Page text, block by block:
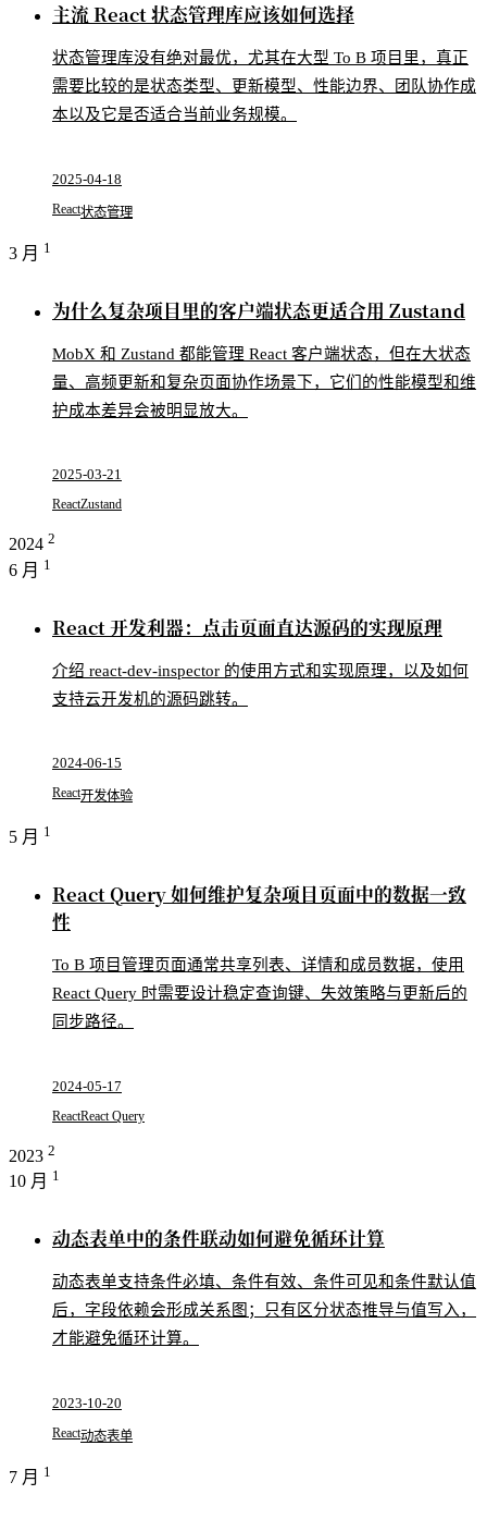
主流 React 状态管理库应该如何选择
状态管理库没有绝对最优，尤其在大型 To B 项目里，真正
需要比较的是状态类型、更新模型、性能边界、团队协作成
本以及它是否适合当前业务规模。
2025-04-18
React状态管理
3 月 1
为什么复杂项目里的客户端状态更适合用 Zustand
MobX 和 Zustand 都能管理 React 客户端状态，但在大状态
量、高频更新和复杂页面协作场景下，它们的性能模型和维
护成本差异会被明显放大。
2025-03-21
ReactZustand
2024 2
6 月 1
React 开发利器：点击页面直达源码的实现原理
介绍 react-dev-inspector 的使用方式和实现原理，以及如何
支持云开发机的源码跳转。
2024-06-15
React开发体验
5 月 1
React Query 如何维护复杂项目页面中的数据一致
性
To B 项目管理页面通常共享列表、详情和成员数据，使用
React Query 时需要设计稳定查询键、失效策略与更新后的
同步路径。
2024-05-17
ReactReact Query
2023 2
10 月 1
动态表单中的条件联动如何避免循环计算
动态表单支持条件必填、条件有效、条件可见和条件默认值
后，字段依赖会形成关系图；只有区分状态推导与值写入，
才能避免循环计算。
2023-10-20
React动态表单
7 月 1